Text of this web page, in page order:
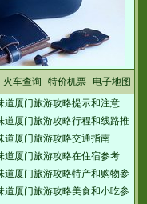
火车查询 特价机票
电子地图
道厦门旅游攻略提示和注意
道厦门旅游攻略行程和线路推
道厦门旅游攻略交通指南
道厦门旅游攻略在住宿参考
道厦门旅游攻略特产和购物参
道厦门旅游攻略美食和小吃参